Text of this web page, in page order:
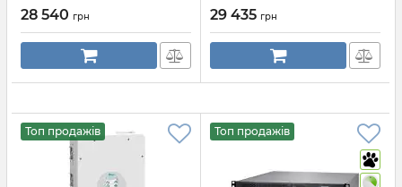
28 540 грн 29 435 грн
Топ продажів Топ продажів